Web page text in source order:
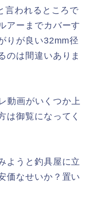
言われるところで
アーまでカバーす
りが良い32mm径
のは間違いありま
動画がいくつか上
は御覧になってく
ようと釣具屋に立
価なせいか？置い